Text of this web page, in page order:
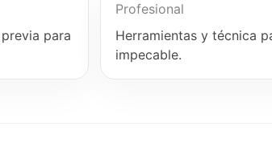
para
Profesional
Herramientas y técnica
impecable.